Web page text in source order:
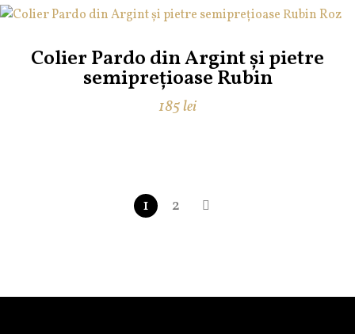
Colier Pardo din Argint și pietre
semiprețioase Rubin
185lei
1 2